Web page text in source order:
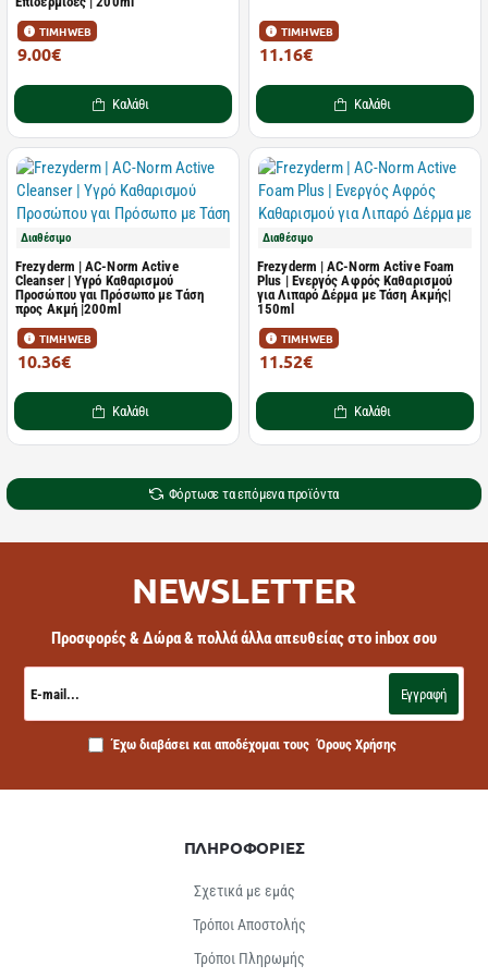
ΤΙΜΗ WEB
9.00€
Καλάθι
ΤΙΜΗ WEB
11.16€
Καλάθι
Διαθέσιμο
Frezyderm | AC-Norm Active
Cleanser | Υγρό Καθαρισμού
Προσώπου γαι Πρόσωπο με Τάση
προς Ακμή |200ml
ΤΙΜΗ WEB
10.36€
Καλάθι
Διαθέσιμο
Frezyderm | AC-Norm Active Foam
Plus | Ενεργός Αφρός Καθαρισμού
για Λιπαρό Δέρμα με Τάση Ακμής|
150ml
ΤΙΜΗ WEB
11.52€
Καλάθι
Φόρτωσε τα επόμενα προϊόντα
NEWSLETTER
Προσφορές & Δώρα & πολλά άλλα απευθείας στο inbox σου
mail...
Εγγραφή
Έχω διαβάσει και αποδέχομαι τους Όρους Χρήσης
ΠΛΗΡΟΦΟΡΙΕΣ
Σχετικά με εμάς
Τρόποι Αποστολής
Τρόποι Πληρωμής